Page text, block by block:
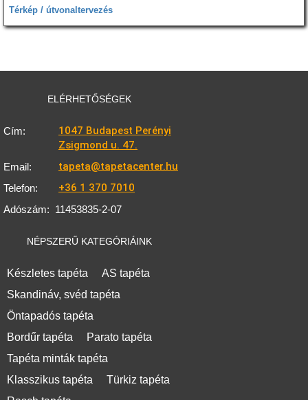
Térkép / útvonaltervezés
ELÉRHETŐSÉGEK
Cím:
1047 Budapest Perényi
Zsigmond u. 47.
Email: tapeta@tapetacenter.hu
Telefon: +36 1 370 7010
Adószám: 11453835-2-07
NÉPSZERŰ KATEGÓRIÁINK
Készletes tapéta
AS tapéta
Skandináv, svéd tapéta
Öntapadós tapéta
Bordűr tapéta
Parato tapéta
Tapéta minták tapéta
Klasszikus tapéta
Türkiz tapéta